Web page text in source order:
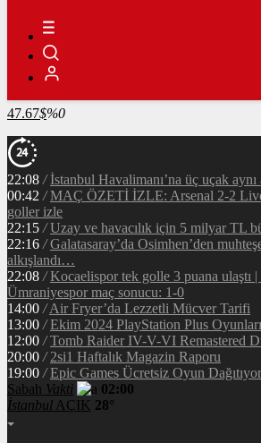
RİPPLE
48.85
%-2.2
TETHER
47.67$%0
22:08 / İstanbul Havalimanı’na üç uçak aynı
00:42 / MAÇ ÖZETİ İZLE: Arsenal 2-2
goller izle
22:15 / Uzay ve havacılık için 5 milyar TL
22:16 / Galatasaray’da Osimhen’den
alkışlandı…
22:08 / Kocaelispor tek golle 3 puana ulaştı
Ümraniyespor maç sonucu: 1-0
14:00 / Air Fryer’da Lezzetli Mücver Tarifi
13:00 / Ekim 2024 PlayStation Plus
12:00 / Tomb Raider IV-V-VI Remastered
20:00 / 2si1 Haftalık Magazin Raporu
19:00 / Epic Games Ücretsiz Oyun
Sabah Vakti
02:00
İstanbul AÇIK 28°